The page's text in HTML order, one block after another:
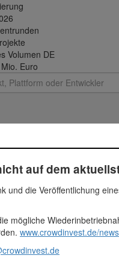
Volumen DE
Euro
auf dem
und die Veröffentlichung
mögliche
www.crowdinvest.de/